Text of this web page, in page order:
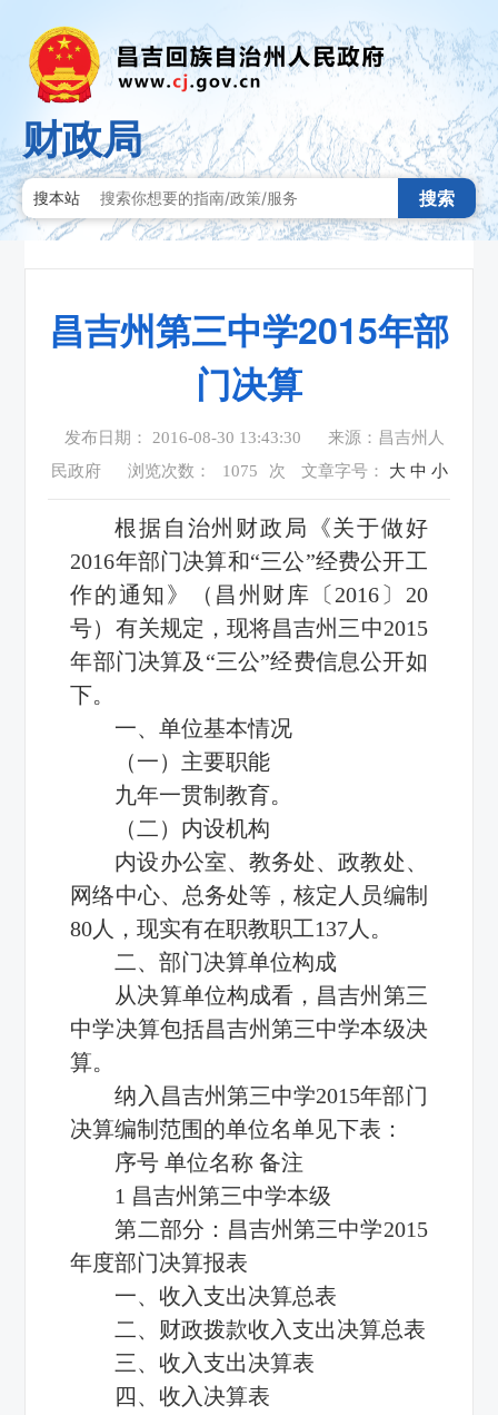
财政局
搜本站 搜索
昌吉州第三中学2015年部
门决算
发布日期： 2016-08-30 13:43:30
来源：昌吉州人
民政府
浏览次数： 1075 次 文章字号： 大 中 小
根据自治州财政局《关于做好
2016年部门决算和“三公”经费公开工
作的通知》（昌州财库〔2016〕20
号）有关规定，现将昌吉州三中2015
年部门决算及“三公”经费信息公开如
下。
一、单位基本情况
（一）主要职能
九年一贯制教育。
（二）内设机构
内设办公室、教务处、政教处、
网络中心、总务处等，核定人员编制
80人，现实有在职教职工137人。
二、部门决算单位构成
从决算单位构成看，昌吉州第三
中学决算包括昌吉州第三中学本级决
算。
纳入昌吉州第三中学2015年部门
决算编制范围的单位名单见下表：
序号 单位名称 备注
1 昌吉州第三中学本级
第二部分：昌吉州第三中学2015
年度部门决算报表
一、收入支出决算总表
二、财政拨款收入支出决算总表
三、收入支出决算表
四、收入决算表